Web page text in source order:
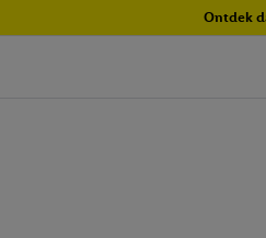
Ontdek